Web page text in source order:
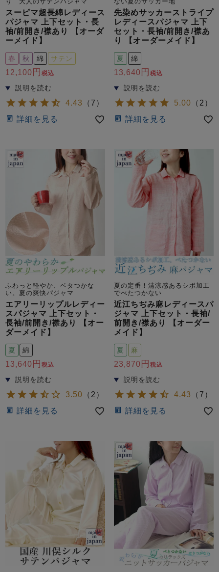
スーピマ超長綿レディース
パジャマ 上下セット・長
袖/前開き/襟あり 【オーダ
ーメイド】
春 秋 綿 サテン
12,100 税込
4.43 （ 7 ）
詳細を見る
先染めサッカーストライプ
レディースパジャマ 上下
セット・長袖/前開き/襟あ
り 【オーダーメイド】
夏 綿
13,640 税込
5.00 （ 2 ）
詳細を見る
ふわっと軽やか、ベタつかな
い。夏の爽快パジャマ
エアリーリップルレディー
スパジャマ 上下セット・
長袖/前開き/襟あり 【オー
ダーメイド】
夏 綿
13,640 税込
3.50 （ 2 ）
詳細を見る
夏の定番！清涼感あるシボ加工
でべたつかない
近江ちぢみ麻レディースパ
ジャマ 上下セット・長袖/
前開き/襟あり 【オーダー
メイド】
夏 麻
23,870 税込
4.43 （ 7 ）
詳細を見る